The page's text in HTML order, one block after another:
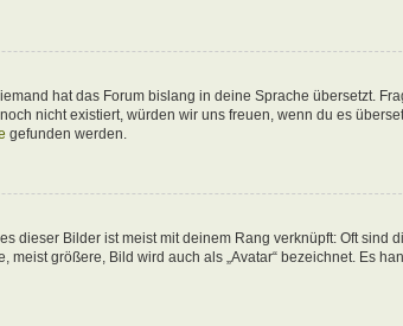
hat das Forum bislang in deine Sprache übersetzt.
nicht existiert, würden wir uns freuen, wenn du es
gefunden werden.
dieser Bilder ist meist mit deinem Rang verknüpft: Oft sind
größere, Bild wird auch als „Avatar“ bezeichnet. Es